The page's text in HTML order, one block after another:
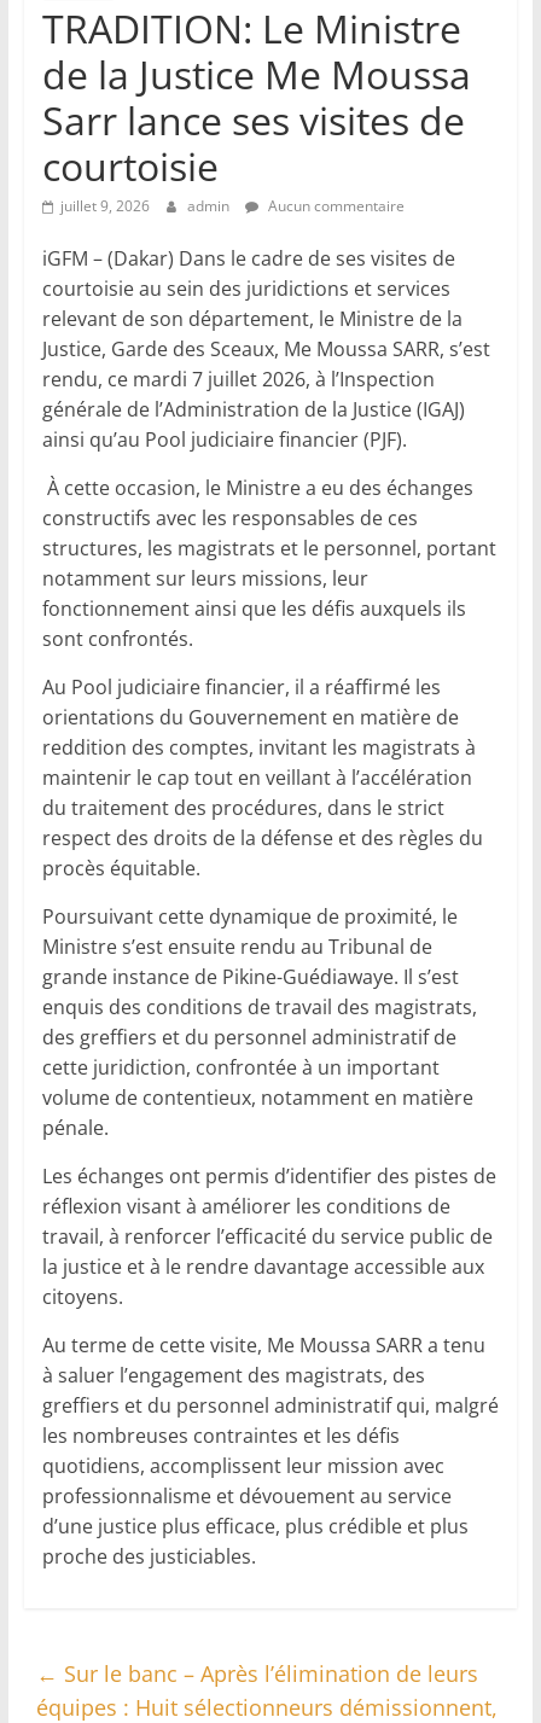
TRADITION: Le Ministre
de la Justice Me Moussa
Sarr lance ses visites de
courtoisie
juillet 9, 2026 admin Aucun commentaire
iGFM – (Dakar) Dans le cadre de ses visites de
courtoisie au sein des juridictions et services
relevant de son département, le Ministre de la
Justice, Garde des Sceaux, Me Moussa SARR, s’est
rendu, ce mardi 7 juillet 2026, à l’Inspection
générale de l’Administration de la Justice (IGAJ)
ainsi qu’au Pool judiciaire financier (PJF).
À cette occasion, le Ministre a eu des échanges
constructifs avec les responsables de ces
structures, les magistrats et le personnel, portant
notamment sur leurs missions, leur
fonctionnement ainsi que les défis auxquels ils
sont confrontés.
Au Pool judiciaire financier, il a réaffirmé les
orientations du Gouvernement en matière de
reddition des comptes, invitant les magistrats à
maintenir le cap tout en veillant à l’accélération
du traitement des procédures, dans le strict
respect des droits de la défense et des règles du
procès équitable.
Poursuivant cette dynamique de proximité, le
Ministre s’est ensuite rendu au Tribunal de
grande instance de Pikine-Guédiawaye. Il s’est
enquis des conditions de travail des magistrats,
des greffiers et du personnel administratif de
cette juridiction, confrontée à un important
volume de contentieux, notamment en matière
pénale.
Les échanges ont permis d’identifier des pistes de
réflexion visant à améliorer les conditions de
travail, à renforcer l’efficacité du service public de
la justice et à le rendre davantage accessible aux
citoyens.
Au terme de cette visite, Me Moussa SARR a tenu
à saluer l’engagement des magistrats, des
greffiers et du personnel administratif qui, malgré
les nombreuses contraintes et les défis
quotidiens, accomplissent leur mission avec
professionnalisme et dévouement au service
d’une justice plus efficace, plus crédible et plus
proche des justiciables.
← Sur le banc – Après l’élimination de leurs
équipes : Huit sélectionneurs démissionnent,